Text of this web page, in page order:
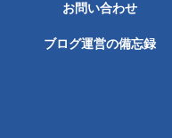
お問い合わせ
ブログ運営の備忘録